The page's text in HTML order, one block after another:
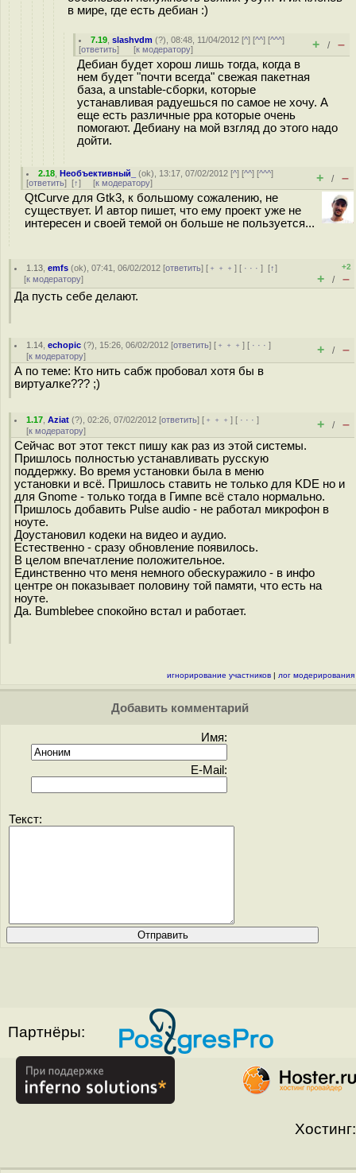
в мире, где есть дебиан :)
7.19 ,slashvdm (?), 08:48, 11/04/2012 [^] [^^] [^^^]
[ответить] [к модератору] + / –
Дебиан будет хорош лишь тогда, когда в
нем будет "почти всегда" свежая пакетная
база, а unstable-сборки, которые
устанавливая радуешься по самое не хочу. А
еще есть различные ppa которые очень
помогают. Дебиану на мой взгляд до этого надо
дойти.
2.18 ,Необъективный_ (ok), 13:17, 07/02/2012 [^] [^^] [^^^]
[ответить] [↑] [к модератору] + / –
QtCurve для Gtk3, к большому сожалению, не
существует. И автор пишет, что ему проект уже не
интересен и своей темой он больше не пользуется...
1.13 ,emfs (ok), 07:41, 06/02/2012 [ответить] [ ﹢﹢﹢] [ · · ·][↑]
[к модератору]
+2
+ / –
Да пусть себе делают.
1.14 ,echopic (?), 15:26, 06/02/2012 [ответить] [ ﹢﹢﹢] [ · · ·]
[к модератору] + / –
А по теме: Кто нить сабж пробовал хотя бы в
виртуалке??? ;)
1.17 ,Aziat (?), 02:26, 07/02/2012 [ответить] [ ﹢﹢﹢] [ · · ·]
[к модератору] + / –
Сейчас вот этот текст пишу как раз из этой системы.
Пришлось полностью устанавливать русскую
поддержку. Во время установки была в меню
установки и всё. Пришлось ставить не только для KDE но и
для Gnome - только тогда в Гимпе всё стало нормально.
Пришлось добавить Pulse audio - не работал микрофон в
ноуте.
Доустановил кодеки на видео и аудио.
Естественно - сразу обновление появилось.
В целом впечатление положительное.
Единственно что меня немного обескуражило - в инфо
центре он показывает половину той памяти, что есть на
ноуте.
Да. Bumblebee спокойно встал и работает.
игнорирование участников | лог модерирования
Добавить комментарий
Имя:
E-Mail:
Текст:
Партнёры:
Хостинг: